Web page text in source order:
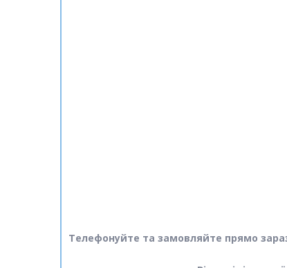
Телефонуйте та замовляйте прямо